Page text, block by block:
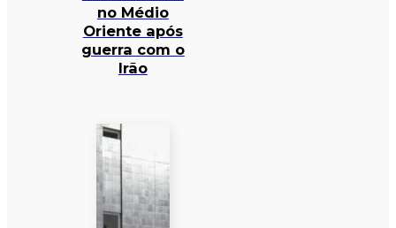
no Médio
Oriente após
guerra com o
Irão